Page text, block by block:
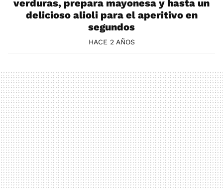
verduras, prepara mayonesa y hasta un
delicioso alioli para el aperitivo en
segundos
HACE 2 AÑOS